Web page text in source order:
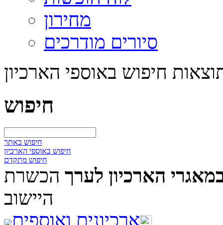
מחירון
סיורים מודרכים
חיפוש באוספי הארכיון
חיפוש
חיפוש באתר
חיפוש באוספי הארכיון
חיפוש מתקדם
הארכיון לערך הכשרת
היישוב
ארכיונים ואוספים